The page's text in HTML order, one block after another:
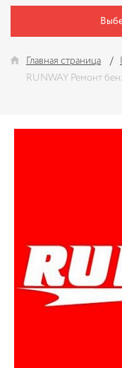
Главная страница
RUNWAY Ремонт